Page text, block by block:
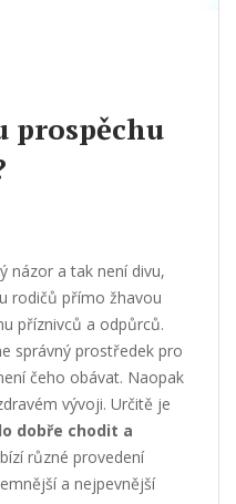
prospěchu
názor a tak není divu,
rodičů přímo žhavou
příznivců a odpůrců.
správný prostředek pro
čeho obávat. Naopak
vývoji. Určitě je
dobře chodit a
různé provedení
a nejpevnější